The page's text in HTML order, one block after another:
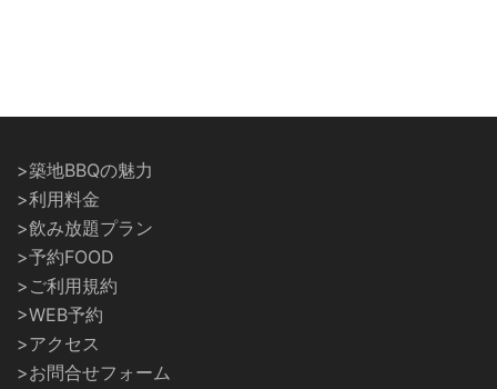
>築地BBQの魅力
>利用料金
>飲み放題プラン
>予約FOOD
>ご利用規約
>WEB予約
>アクセス
>お問合せフォーム